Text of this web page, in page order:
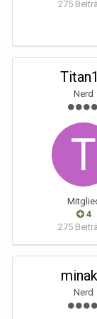
275
Nerd
4
275
Nerd